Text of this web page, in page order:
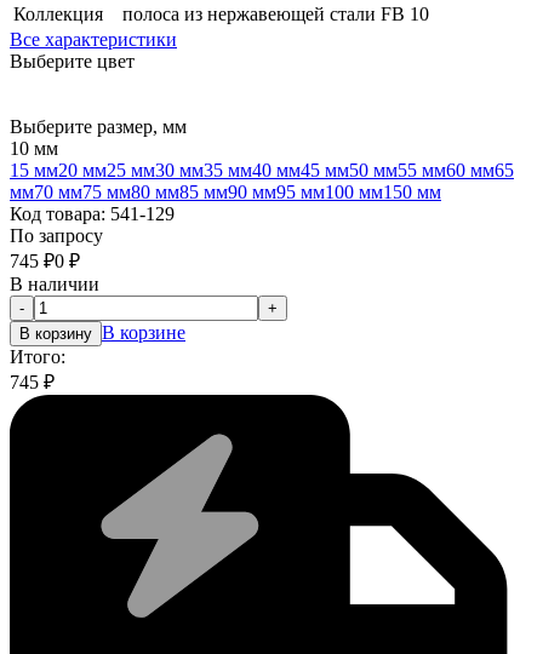
Коллекция
полоса из нержавеющей стали FB 10
Все характеристики
Выберите цвет
Выберите размер, мм
10 мм
15 мм20 мм25 мм30 мм35 мм40 мм45 мм50 мм55 мм60 мм65
мм70 мм75 мм80 мм85 мм90 мм95 мм100 мм150 мм
Код товара: 541-129
По запросу
745 ₽0 ₽
В наличии
-
+
В корзину В корзине
Итого:
745 ₽